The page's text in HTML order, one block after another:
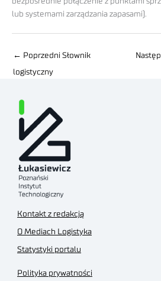
lub systemami zarządzania zapasami).
← Poprzedni Słownik
logistyczny
Kontakt z redakcją
O Mediach Logistyka
Statystyki portalu
Polityka prywatności